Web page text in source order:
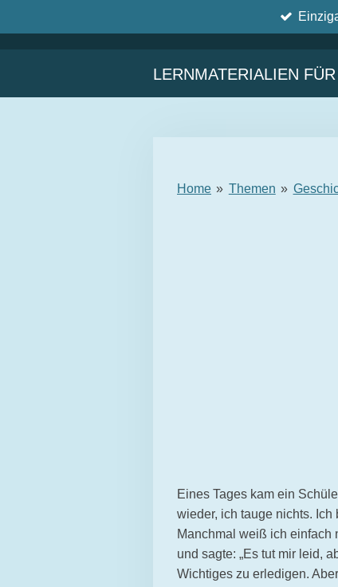
Hauptinhalt
LERNMATERIALIEN
Home » Themen »
Eines Tages kam ein
wieder, ich tauge nichts.
Manchmal weiß ich einfach
und sagte: „Es tut mir leid,
Wichtiges zu erledigen.